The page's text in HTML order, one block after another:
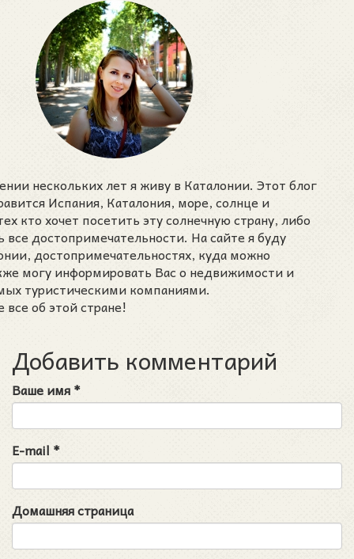
нескольких лет я живу в Каталонии. Этот блог
Испания, Каталония, море, солнце и
кто хочет посетить эту солнечную страну, либо
достопримечательности. На сайте я буду
достопримечательностях, куда можно
могу информировать Вас о недвижимости и
туристическими компаниями.
об этой стране!
Добавить комментарий
Ваше имя*
E-mail *
Домашняя страница